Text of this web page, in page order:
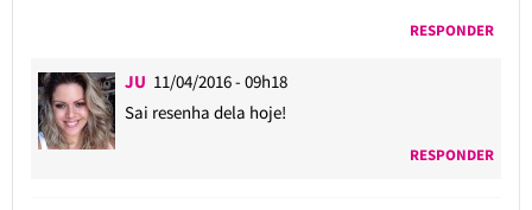
RESPONDER
JU 11/04/2016 - 09h18
Sai resenha dela hoje!
RESPONDER